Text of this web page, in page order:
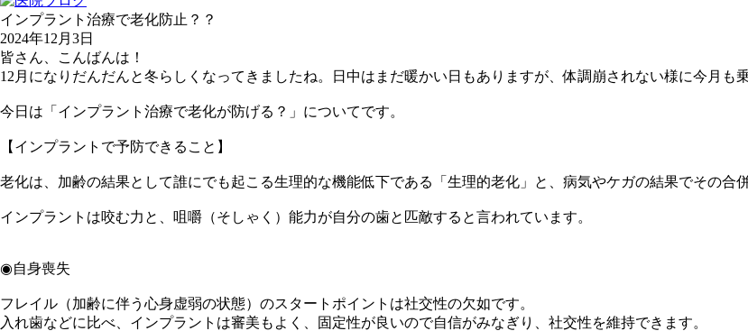
インプラント治療で老化防止？？
2024年12月3日
皆さん、こんばんは！
12月になりだんだんと冬らしくなってきましたね。日中はまだ暖かい日もありますが、体調崩されない様に今月も
今日は「インプラント治療で老化が防げる？」についてです。
【インプラントで予防できること】
老化は、加齢の結果として誰にでも起こる生理的な機能低下である「生理的老化」と、病気やケガの結果でその合
インプラントは咬む力と、咀嚼（そしゃく）能力が自分の歯と匹敵すると言われています。
◉自身喪失
フレイル（加齢に伴う心身虚弱の状態）のスタートポイントは社交性の欠如です。
入れ歯などに比べ、インプラントは審美もよく、固定性が良いので自信がみなぎり、社交性を維持できます。